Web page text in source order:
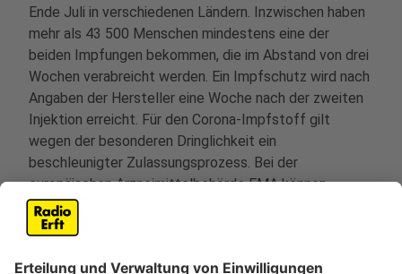
Ende Juli in verschiedenen Ländern. Inzwischen haben
mehr als 43 500 Menschen mindestens eine der
beiden Impfungen bekommen, die im Abstand von drei
Wochen verabreicht werden. Ein Impfschutz wird nach
Angaben der Hersteller eine Woche nach der zweiten
Injektion erreicht. Für den Corona-Impfstoff gilt
wegen der besonderen Dringlichkeit ein
beschleunigter Zulassungsprozess. Bei der
europäischen Arzneimittelbehörde EMA können
Arzneimittelhersteller schon vor dem kompletten
Zulassungsantrag einzelne Teile zu Qualität,
einreichen. Ein solches Rolling-Review-Verfahren hat